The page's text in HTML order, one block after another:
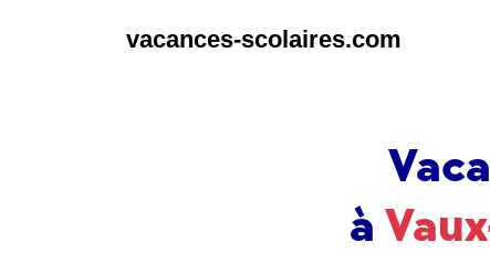
vacances-scolaires.com
à